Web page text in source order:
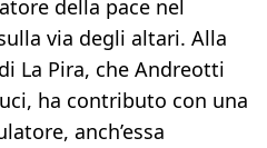
della pace nel
via degli altari. Alla
La Pira, che Andreotti
ha contributo con una
anch’essa